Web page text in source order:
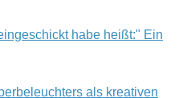
habe heißt:" Ein
als kreativen